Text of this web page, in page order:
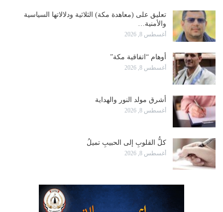
تعليق على (معاهدة مكة) الثلاثية ودلالاتها السياسية
والأمنية…
أغسطس 8, 2026
أوهام “اتفاقية مكة”
أغسطس 8, 2026
أشرق مولد النور والهداية
أغسطس 8, 2026
كلُّ القلوبِ إلى الحبيبِ تميلُ
أغسطس 8, 2026